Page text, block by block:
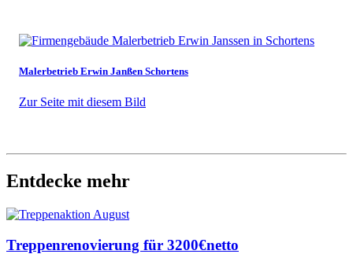
Malerbetrieb Erwin Janßen Schortens
Zur Seite mit diesem Bild
Entdecke mehr
Treppenrenovierung für 3200€netto